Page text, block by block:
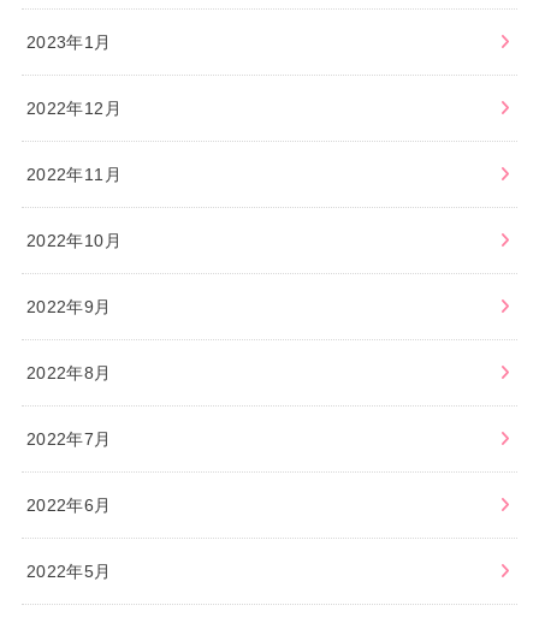
2023年1月
2022年12月
2022年11月
2022年10月
2022年9月
2022年8月
2022年7月
2022年6月
2022年5月